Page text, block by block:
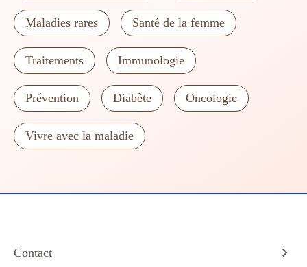
Maladies rares Santé de la femme
Traitements Immunologie
Prévention Diabète Oncologie
Vivre avec la maladie
Contact